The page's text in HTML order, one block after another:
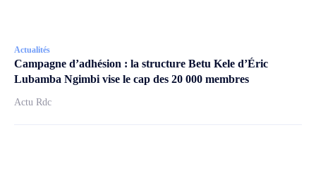
Actualités
Campagne d’adhésion : la structure Betu Kele d’Éric
Lubamba Ngimbi vise le cap des 20 000 membres
Actu Rdc